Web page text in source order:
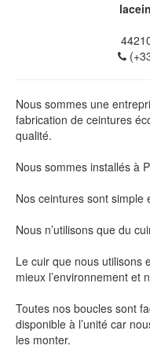
Nous sommes une
fabrication de ceintures
qualité.
Nous sommes installés à
Nos ceintures sont simple
Nous n’utilisons que du
Le cuir que nous utilisons
mieux l’environnement et
Toutes nos boucles sont
disponible à l’unité car
les monter.